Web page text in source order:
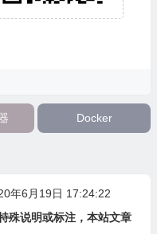
Docker
年6月19日 17:24:22
殊说明或标注，本站文章